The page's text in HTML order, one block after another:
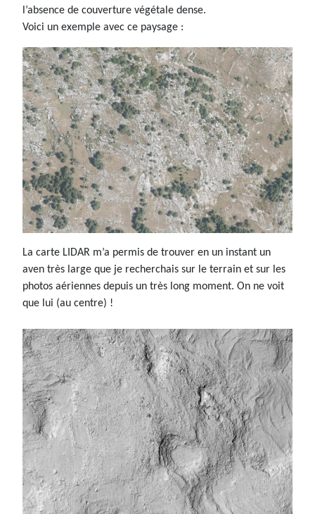
l’absence de couverture végétale dense.
Voici un exemple avec ce paysage :
La carte LIDAR m’a permis de trouver en un instant un
aven très large que je recherchais sur le terrain et sur les
photos aériennes depuis un très long moment. On ne voit
que lui (au centre) !